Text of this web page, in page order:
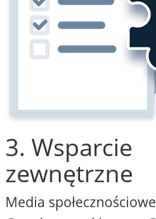
3. Wsparcie
zewnętrzne
Media